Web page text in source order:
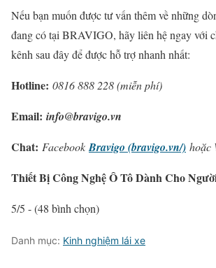
Nếu bạn muốn được tư vấn thêm về những
đang có tại BRAVIGO, hãy liên hệ ngay với
kênh sau đây để được hỗ trợ nhanh nhất:
Hotline: 0816 888 228 (miễn phí)
Email: info@bravigo.vn
Chat: Facebook Bravigo (bravigo.vn/) hoặc
Thiết Bị Công Nghệ Ô Tô Dành Cho
5/5 - (48 bình chọn)
Danh mục: Kinh nghiệm lái xe